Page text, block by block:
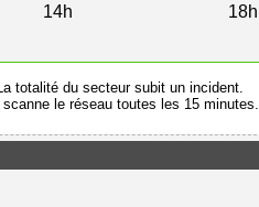
14h 18h
totalité du secteur subit un incident.
le réseau toutes les 15 minutes.